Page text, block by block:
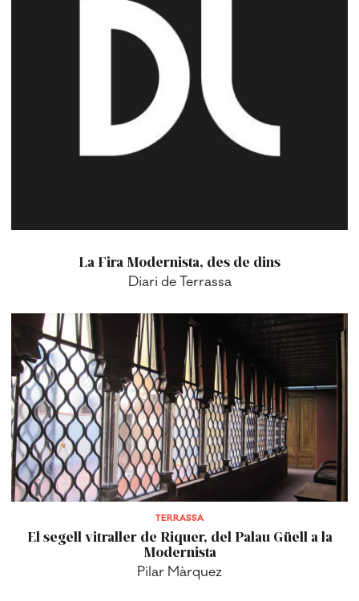
La Fira Modernista, des de dins
Diari de Terrassa
TERRASSA
El segell vitraller de Riquer, del Palau Güell a la
Modernista
Pilar Màrquez